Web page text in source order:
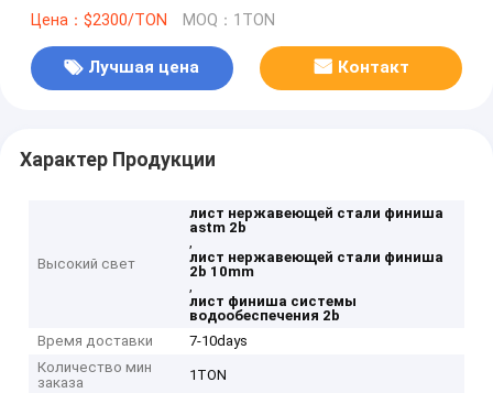
Цена：$2300/TON MOQ：1TON
Лучшая цена Контакт
Характер Продукции
Высокий свет
лист нержавеющей стали финиша
astm 2b
,
лист нержавеющей стали финиша
2b 10mm
,
лист финиша системы
водообеспечения 2b
Время доставки
7-10days
Количество мин
заказа
1TON